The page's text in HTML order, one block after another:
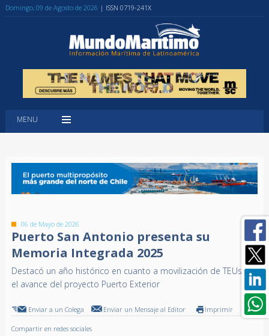
Domingo, 09 de Agosto de 2026 | ISSN 0719-241X
MENU
06 de Mayo de 2026
Puerto San Antonio presenta su
Memoria Integrada 2025
Destacó un año histórico en cuanto a movilización de TEUs y
el avance del proyecto Puerto Exterior
Enviar a un Colega Enviar un Mensaje al Editor Imprimir
Compartir en redes sociales